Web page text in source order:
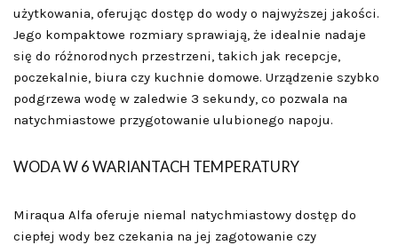
użytkowania, oferując dostęp do wody o najwyższej jakości.
Jego kompaktowe rozmiary sprawiają, że idealnie nadaje
się do różnorodnych przestrzeni, takich jak recepcje,
poczekalnie, biura czy kuchnie domowe. Urządzenie szybko
podgrzewa wodę w zaledwie 3 sekundy, co pozwala na
natychmiastowe przygotowanie ulubionego napoju.
WODA W 6 WARIANTACH TEMPERATURY
Miraqua Alfa oferuje niemal natychmiastowy dostęp do
ciepłej wody bez czekania na jej zagotowanie czy